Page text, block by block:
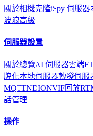
關於相機克隆iSpy 伺服器
波浪高級
伺服器設置
關於總覽AI 伺服器雲端
牌化本地伺服器轉發伺服
MQTTNDIONVIF回放
話管理
操作